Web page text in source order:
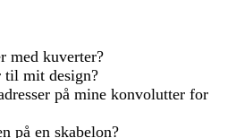
med kuverter?
til mit design?
på mine konvolutter for
på en skabelon?